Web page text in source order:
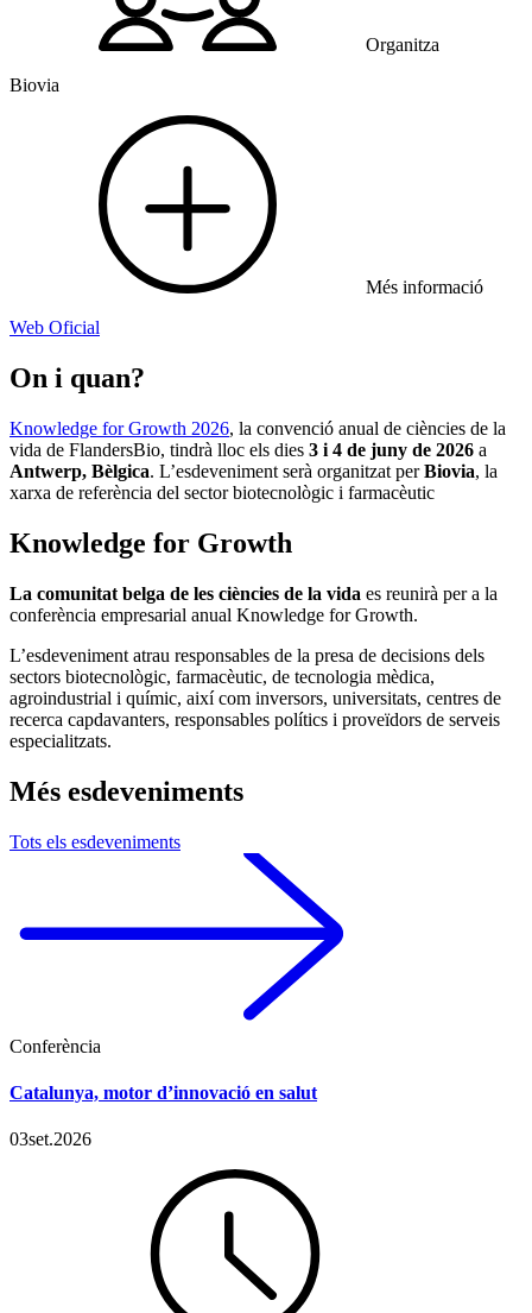
Organitza
Biovia
Més informació
Web Oficial
On i quan?
Knowledge for Growth 2026, la convenció anual de ciències de la
vida de FlandersBio, tindrà lloc els dies 3 i 4 de juny de 2026 a
Antwerp, Bèlgica. L’esdeveniment serà organitzat perBiovia, la
xarxa de referència del sector biotecnològic i farmacèutic
Knowledge for Growth
La comunitat belga de les ciències de la vida es reunirà per a la
conferència empresarial anual Knowledge for Growth.
L’esdeveniment atrau responsables de la presa de decisions dels
sectors biotecnològic, farmacèutic, de tecnologia mèdica,
agroindustrial i químic, així com inversors, universitats, centres de
recerca capdavanters, responsables polítics i proveïdors de serveis
especialitzats.
Més esdeveniments
Tots els esdeveniments
Conferència
Catalunya, motor d’innovació en salut
03set.2026